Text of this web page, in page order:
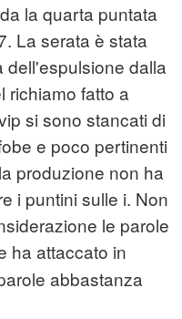
la quarta puntata
La serata è stata
dell'espulsione dalla
richiamo fatto a
si sono stancati di
e poco pertinenti
produzione non ha
i puntini sulle i. Non
le parole
ha attaccato in
abbastanza